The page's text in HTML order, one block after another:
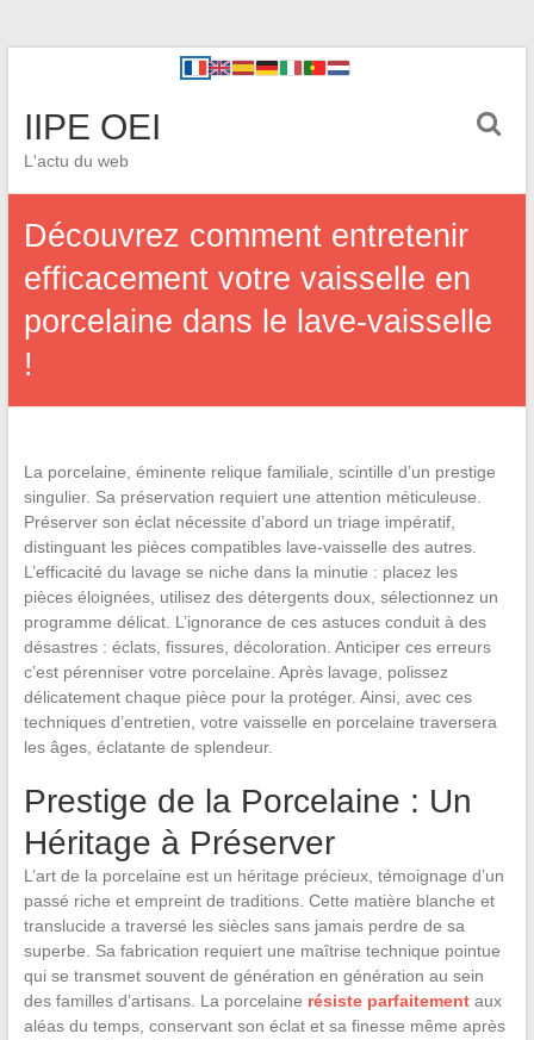
IIPE OEI
L'actu du web
Découvrez comment entretenir
efficacement votre vaisselle en
porcelaine dans le lave-vaisselle
!
La porcelaine, éminente relique familiale, scintille d’un prestige
singulier. Sa préservation requiert une attention méticuleuse.
Préserver son éclat nécessite d’abord un triage impératif,
distinguant les pièces compatibles lave-vaisselle des autres.
L’efficacité du lavage se niche dans la minutie : placez les
pièces éloignées, utilisez des détergents doux, sélectionnez un
programme délicat. L’ignorance de ces astuces conduit à des
désastres : éclats, fissures, décoloration. Anticiper ces erreurs
c’est pérenniser votre porcelaine. Après lavage, polissez
délicatement chaque pièce pour la protéger. Ainsi, avec ces
techniques d’entretien, votre vaisselle en porcelaine traversera
les âges, éclatante de splendeur.
Prestige de la Porcelaine : Un
Héritage à Préserver
L’art de la porcelaine est un héritage précieux, témoignage d’un
passé riche et empreint de traditions. Cette matière blanche et
translucide a traversé les siècles sans jamais perdre de sa
superbe. Sa fabrication requiert une maîtrise technique pointue
qui se transmet souvent de génération en génération au sein
des familles d’artisans. La porcelaine résiste parfaitementaux
aléas du temps, conservant son éclat et sa finesse même après